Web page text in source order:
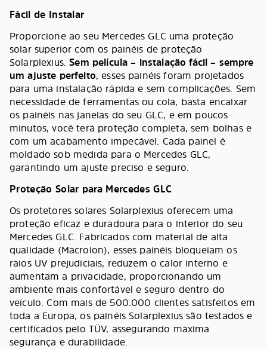
Fácil de Instalar
Proporcione ao seu Mercedes GLC uma proteção
solar superior com os painéis de proteção
Solarplexius.Sem película – instalação fácil – sempre
um ajuste perfeito, esses painéis foram projetados
para uma instalação rápida e sem complicações. Sem
necessidade de ferramentas ou cola, basta encaixar
os painéis nas janelas do seu GLC, e em poucos
minutos, você terá proteção completa, sem bolhas e
com um acabamento impecável. Cada painel é
moldado sob medida para o Mercedes GLC,
garantindo um ajuste preciso e seguro.
Proteção Solar para Mercedes GLC
Os protetores solares Solarplexius oferecem uma
proteção eficaz e duradoura para o interior do seu
Mercedes GLC. Fabricados com material de alta
qualidade (Macrolon), esses painéis bloqueiam os
raios UV prejudiciais, reduzem o calor interno e
aumentam a privacidade, proporcionando um
ambiente mais confortável e seguro dentro do
veículo. Com mais de 500.000 clientes satisfeitos em
toda a Europa, os painéis Solarplexius são testados e
certificados pelo TÜV, assegurando máxima
segurança e durabilidade.